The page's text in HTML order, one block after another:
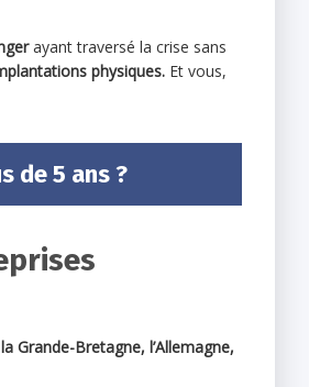
ayant traversé la crise sans
physiques. Et vous,
de 5 ans ?
Grande-Bretagne, l’Allemagne,